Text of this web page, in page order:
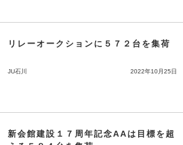
リレーオークションに５７２台を集荷
JU石川 2022年10月25日
新会館建設１７周年記念AAは目標を超